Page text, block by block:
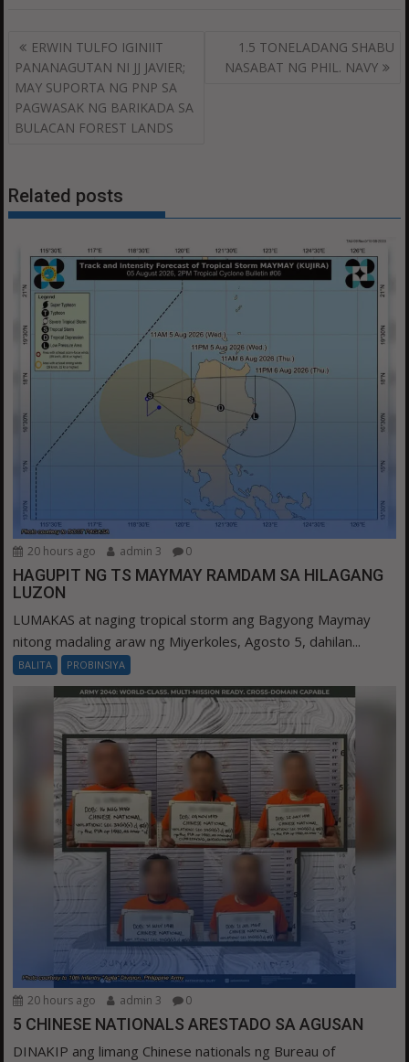
Post
navigation
ERWIN TULFO IGINIIT
PANANAGUTAN NI JJ JAVIER;
MAY SUPORTA NG PNP SA
PAGWASAK NG BARIKADA SA
BULACAN FOREST LANDS
1.5 TONELADANG SHABU
NASABAT NG PHIL. NAVY
Related posts
20 hours ago admin 3 0
HAGUPIT NG TS MAYMAY RAMDAM SA HILAGANG
LUZON
LUMAKAS at naging tropical storm ang Bagyong Maymay
nitong madaling araw ng Miyerkoles, Agosto 5, dahilan...
BALITA PROBINSIYA
20 hours ago admin 3 0
5 CHINESE NATIONALS ARESTADO SA AGUSAN
DINAKIP ang limang Chinese nationals ng Bureau of